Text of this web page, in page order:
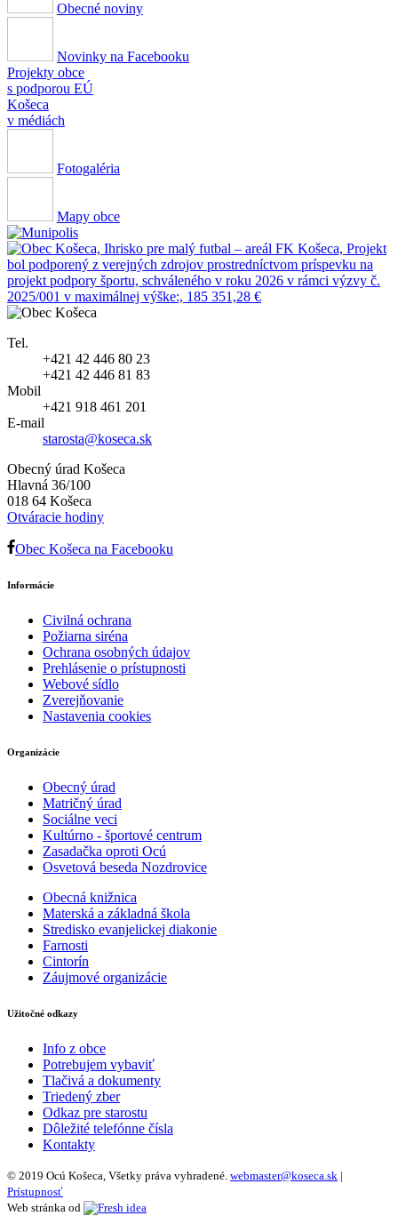
Obecné noviny
Novinky na Facebooku
Projekty obce
s podporou EÚ
Košeca
v médiách
Fotogaléria
Mapy obce
Tel.
+421 42 446 80 23
+421 42 446 81 83
Mobil
+421 918 461 201
E-mail
starosta@koseca.sk
Obecný úrad Košeca
Hlavná 36/100
018 64 Košeca
Otváracie hodiny
Obec Košeca na Facebooku
Informácie
Civilná ochrana
Požiarna siréna
Ochrana osobných údajov
Prehlásenie o prístupnosti
Webové sídlo
Zverejňovanie
Nastavenia cookies
Organizácie
Obecný úrad
Matričný úrad
Sociálne veci
Kultúrno - športové centrum
Zasadačka oproti Ocú
Osvetová beseda Nozdrovice
Obecná knižnica
Materská a základná škola
Stredisko evanjelickej diakonie
Farnosti
Cintorín
Záujmové organizácie
Užitočné odkazy
Info z obce
Potrebujem vybaviť
Tlačivá a dokumenty
Triedený zber
Odkaz pre starostu
Dôležité telefónne čísla
Kontakty
© 2019 Ocú Košeca, Všetky práva vyhradené. webmaster@koseca.sk |
Prístupnosť
Web stránka od